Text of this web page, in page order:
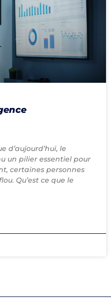
d’aujourd’hui, le
un pilier essentiel pour
certaines personnes
Qu’est ce que le